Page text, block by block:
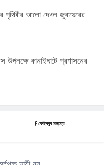
পৃথিবীর আলো দেখল জুবায়েরের
কানাইঘাটে প্রশাসনের
ফেইসবুক মন্তব্য